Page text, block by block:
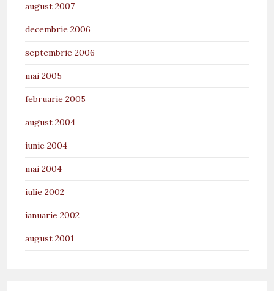
august 2007
decembrie 2006
septembrie 2006
mai 2005
februarie 2005
august 2004
iunie 2004
mai 2004
iulie 2002
ianuarie 2002
august 2001